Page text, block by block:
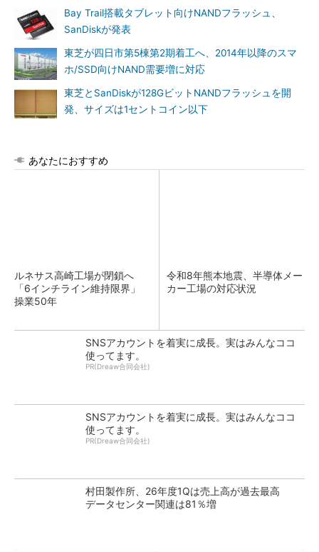
Bay Trail搭載タブレット向けNANDフラッシュ、
SanDiskが発表
東芝が四日市第5棟第2期着工へ、2014年以降のスマ
ホ/SSD向けNAND需要増に対応
東芝とSanDiskが128GビットNANDフラッシュを開
発、サイズは1セントコイン以下
あなたにおすすめ
ルネサス高崎工場が閉鎖へ
「6インチライン維持限界」
操業50年
令和8年熊本地震、半導体メー
カー工場の対応状況
SNSアカウントを着実に成長。実はみんなココ
使ってます。
PR(Dreaw合同会社)
SNSアカウントを着実に成長。実はみんなココ
使ってます。
PR(Dreaw合同会社)
村田製作所、26年度1Qは売上高が過去最高
データセンター関連は81％増